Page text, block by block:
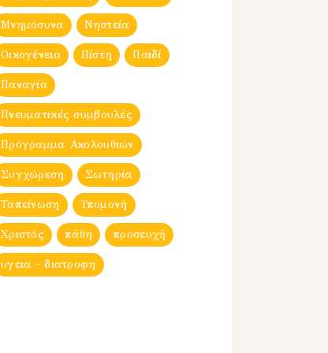
Μνημόσυνα Νηστεία
Οικογένεια Πίστη Παιδί
Παναγία
Πνευματικές συμβουλές
Πρόγραμμα Ακολουθιών
Συγχώρεση Σωτηρία
Ταπείνωση Υπομονή
Χριστός πάθη προσευχή
υγεια - διατροφη